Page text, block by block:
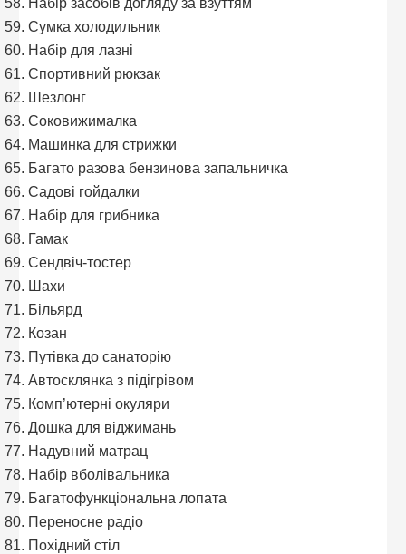
Сумка холодильник
Набір для лазні
Спортивний рюкзак
Шезлонг
Соковижималка
Машинка для стрижки
Багато разова бензинова запальничка
Садові гойдалки
Набір для грибника
Гамак
Сендвіч-тостер
Шахи
Більярд
Козан
Путівка до санаторію
Автосклянка з підігрівом
Комп’ютерні окуляри
Дошка для віджимань
Надувний матрац
Набір вболівальника
Багатофункціональна лопата
Переносне радіо
Похідний стіл